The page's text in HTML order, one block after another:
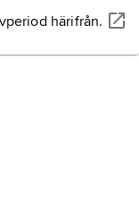
härifrån.